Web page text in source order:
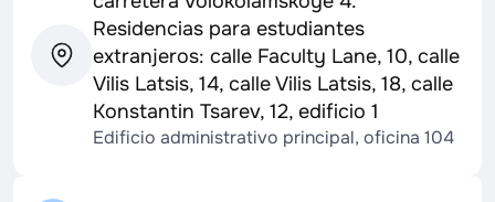
Residencias para estudiantes
extranjeros: calle Faculty Lane, 10, calle
Vilis Latsis, 14, calle Vilis Latsis, 18, calle
Konstantin Tsarev, 12, edificio 1
Edificio administrativo principal, oficina 104